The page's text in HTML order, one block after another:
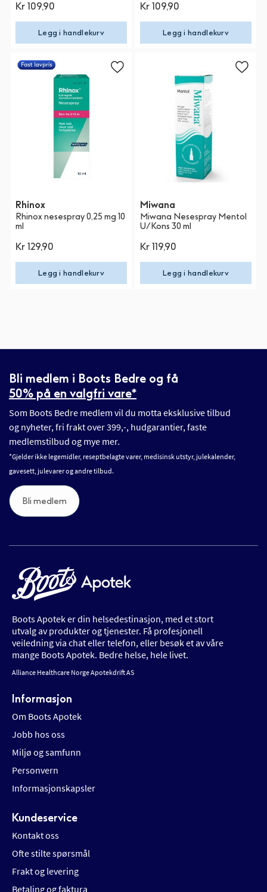
Kr 109,90
Legg i handlekurv
Kr 109,90
Legg i handlekurv
Rhinox
Rhinox nesespray 0,25 mg 10
ml
Kr 129,90
Legg i handlekurv
Miwana
Miwana Nesespray Mentol
U/Kons 30 ml
Kr 119,90
Legg i handlekurv
Bli medlem i Boots Bedre og få
50% på en valgfri vare*
Som Boots Bedre medlem vil du motta eksklusive tilbud
og nyheter, fri frakt over 399,-, hudgarantier, faste
medlemstilbud og mye mer.
*Gjelder ikke legemidler, reseptbelagte varer, medisinsk utstyr, julekalender,
gavesett, julevarer og andre tilbud.
Bli medlem
Boots Apotek er din helsedestinasjon, med et stort
utvalg av produkter og tjenester. Få profesjonell
veiledning via chat eller telefon, eller besøk et av våre
mange Boots Apotek. Bedre helse, hele livet.
Alliance Healthcare Norge Apotekdrift AS
Informasjon
Om Boots Apotek
Jobb hos oss
Miljø og samfunn
Personvern
Informasjonskapsler
Kundeservice
Kontakt oss
Ofte stilte spørsmål
Frakt og levering
Betaling og faktura